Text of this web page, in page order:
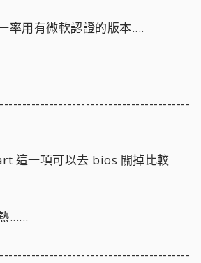
是不會斷線唷
率用有微軟認證的版本....
這一項可以去 bios 關掉比較
......